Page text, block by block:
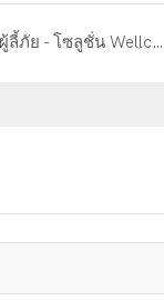
บ้านสำเร็จรูปนำความหวังมาสู่ค่ายผู้ลี้ภัย - โซลูชั่น Wellcamp